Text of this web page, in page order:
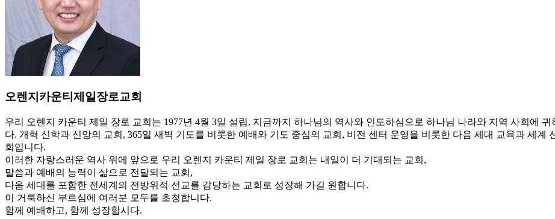
오렌지카운티제일장로교회
우리 오렌지 카운티 제일 장로 교회는 1977년 4월 3일 설립, 지금까지 하나님의 역사와 인도하심으로 하나님 나라와 지역 사회에 귀
다. 개혁 신학과 신앙의 교회, 365일 새벽 기도를 비롯한 예배와 기도 중심의 교회, 비전 센터 운영을 비롯한 다음 세대 교육과 세계
회입니다.
이러한 자랑스러운 역사 위에 앞으로 우리 오렌지 카운티 제일 장로 교회는 내일이 더 기대되는 교회,
말씀과 예배의 능력이 삶으로 전달되는 교회,
다음 세대를 포함한 전세계의 전방위적 선교를 감당하는 교회로 성장해 가길 원합니다.
이 거룩하신 부르심에 여러분 모두를 초청합니다.
함께 예배하고, 함께 성장합시다.